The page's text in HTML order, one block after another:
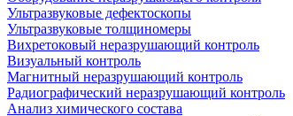
Ультразвуковые дефектоскопы
Ультразвуковые толщиномеры
Вихретоковый неразрушающий контроль
Визуальный контроль
Магнитный неразрушающий контроль
Радиографический неразрушающий контроль
Анализ химического состава